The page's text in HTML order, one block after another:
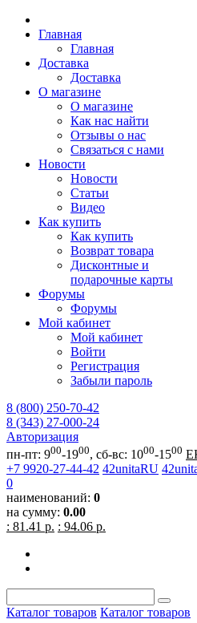
Главная
Главная
Доставка
Доставка
О магазине
О магазине
Как нас найти
Отзывы о нас
Связаться с нами
Новости
Новости
Статьи
Видео
Как купить
Как купить
Возврат товара
Дисконтные и
подарочные карты
Форумы
Форумы
Мой кабинет
Мой кабинет
Войти
Регистрация
Забыли пароль
8 (800) 250-70-42
8 (343) 27-000-24
Авторизация
пн-пт: 900-1900, сб-вс: 1000-1500
+7 9920-27-44-42 42unitaRU
0
наименований: 0
на сумму: 0.00
: 81.41 р. : 94.06 р.
Каталог товаров Каталог товаров